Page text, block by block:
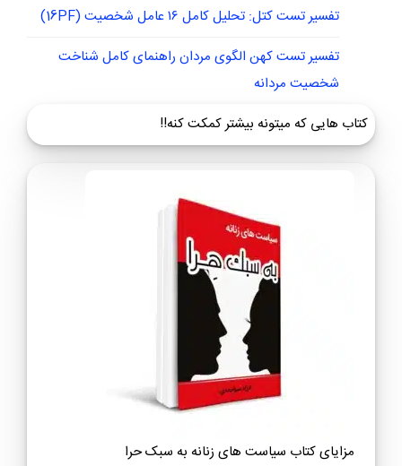
تفسیر تست کتل: تحلیل کامل ۱۶ عامل شخصیت (16PF)
تفسیر تست کهن الگوی مردان راهنمای کامل شناخت
شخصیت مردانه
کتاب هایی که میتونه بیشتر کمکت کنه!!
مزایای کتاب سیاست های زنانه به سبک حرا